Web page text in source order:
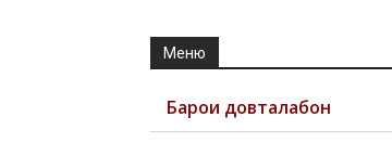
Меню
Барои довталабон